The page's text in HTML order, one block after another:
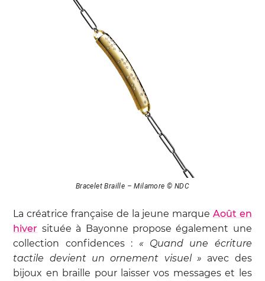
Bracelet Braille – Milamore © NDC
La créatrice française de la jeune marque Août en
hiver située à Bayonne propose également une
collection confidences : « Quand une écriture
tactile devient un ornement visuel » avec des
bijoux en braille pour laisser vos messages et les